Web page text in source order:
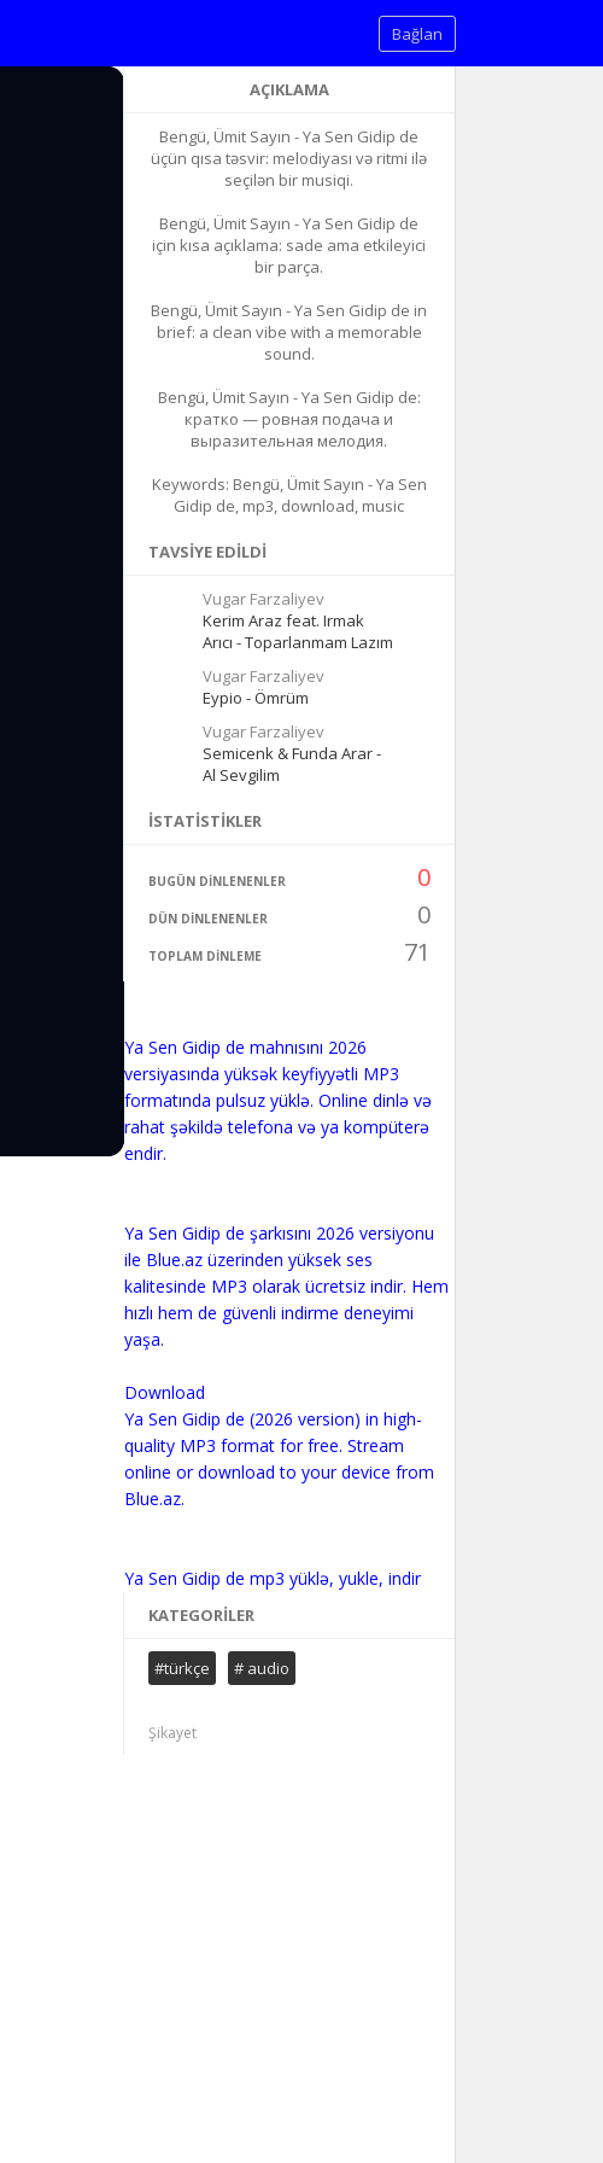
Bağlan
AÇIKLAMA
Bengü, Ümit Sayın - Ya Sen Gidip de
üçün qısa təsvir: melodiyası və ritmi ilə
seçilən bir musiqi.
Bengü, Ümit Sayın - Ya Sen Gidip de
için kısa açıklama: sade ama etkileyici
bir parça.
Bengü, Ümit Sayın - Ya Sen Gidip de in
brief: a clean vibe with a memorable
sound.
Bengü, Ümit Sayın - Ya Sen Gidip de:
кратко — ровная подача и
выразительная мелодия.
Keywords: Bengü, Ümit Sayın - Ya Sen
Gidip de, mp3, download, music
TAVSIYE EDILDI
Vugar Farzaliyev
Kerim Araz feat. Irmak
Arıcı - Toparlanmam Lazım
Vugar Farzaliyev
Eypio - Ömrüm
Vugar Farzaliyev
Semicenk & Funda Arar -
Al Sevgilim
İSTATISTIKLER
BUGÜN DINLENENLER 0
DÜN DINLENENLER 0
TOPLAM DINLEME 71
Ya Sen Gidip de mahnısını 2026
versiyasında yüksək keyfiyyətli MP3
formatında pulsuz yüklə. Online dinlə və
rahat şəkildə telefona və ya kompüterə
endir.
Ya Sen Gidip de şarkısını 2026 versiyonu
ile Blue.az üzerinden yüksek ses
kalitesinde MP3 olarak ücretsiz indir. Hem
hızlı hem de güvenli indirme deneyimi
yaşa.
Download
Ya Sen Gidip de (2026 version) in high-
quality MP3 format for free. Stream
online or download to your device from
Blue.az.
Ya Sen Gidip de mp3 yüklə, yukle, indir
KATEGORILER
#türkçe # audio
Şikayet